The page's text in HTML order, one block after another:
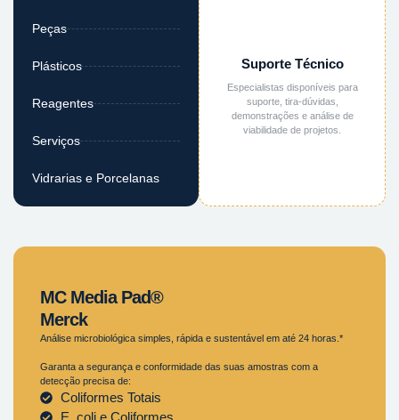
Peças
Plásticos
Reagentes
Serviços
Vidrarias e Porcelanas
Suporte Técnico
Especialistas disponíveis para
suporte, tira-dúvidas,
demonstrações e análise de
viabilidade de projetos.
MC Media Pad®
Merck
Análise microbiológica simples, rápida e sustentável em até 24 horas.*
Garanta a segurança e conformidade das suas amostras com a
detecção precisa de:
Coliformes Totais